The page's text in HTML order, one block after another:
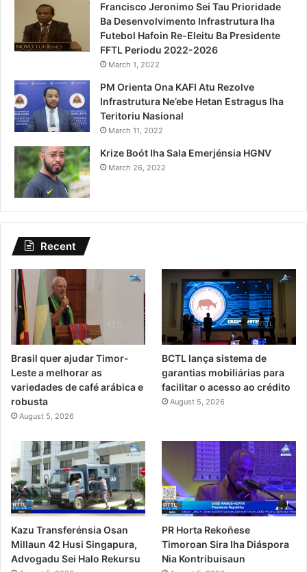
Francisco Jeronimo Sei Tau Prioridade
Ba Desenvolvimento Infrastrutura Iha
Futebol Hafoin Re-Eleitu Ba Presidente
FFTL Periodu 2022-2026
March 1, 2022
PM Orienta Ona KAFI Atu Rezolve
Infrastrutura Ne’ebe Hetan Estragus Iha
Teritoriu Nasional
March 11, 2022
Krize Boót Iha Sala Emerjénsia HGNV
March 26, 2022
Recent
Brasil quer ajudar Timor-
Leste a melhorar as
variedades de café arábica e
robusta
August 5, 2026
BCTL lança sistema de
garantias mobiliárias para
facilitar o acesso ao crédito
August 5, 2026
Kazu Transferénsia Osan
Millaun 42 Husi Singapura,
Advogadu Sei Halo Rekursu
PR Horta Rekoñese
Timoroan Sira Iha Diáspora
Nia Kontribuisaun